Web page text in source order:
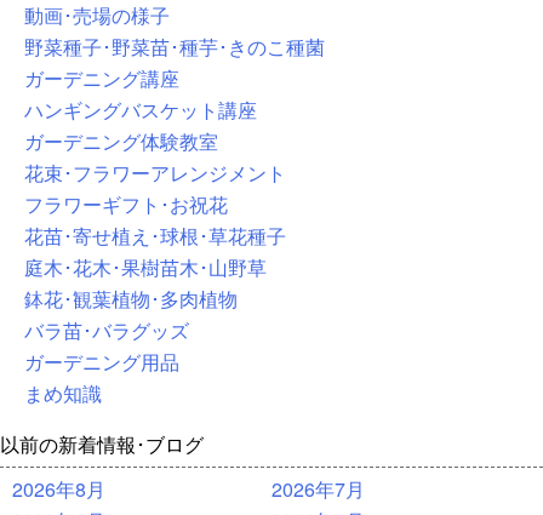
動画･売場の様子
野菜種子･野菜苗･種芋･きのこ種菌
ガーデニング講座
ハンギングバスケット講座
ガーデニング体験教室
花束･フラワーアレンジメント
フラワーギフト･お祝花
花苗･寄せ植え･球根･草花種子
庭木･花木･果樹苗木･山野草
鉢花･観葉植物･多肉植物
バラ苗･バラグッズ
ガーデニング用品
まめ知識
以前の新着情報･ブログ
2026年8月
2026年7月